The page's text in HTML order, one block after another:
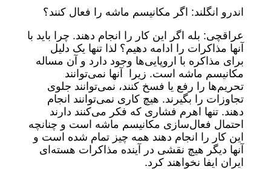
اندرو انگلند: اگر مکانیسم ماشه را فعال کنند؟
عراقچی: بله اگر این کار را انجام دهند. چرا باید با
آنها مذاکرات را ادامه دهیم؟ لذا تنها یک دلیل
برای مذاکره با اروپایی‌ها وجود دارد و آن مساله
مکانیسم ماشه است. زیرا آنها نمی‌توانند
تحریم‌ها را رفع یا فسخ کنند، نمی‌توانند جلوی
تجاوزات را بگیرند. هیچ کاری نمی‌توانند انجام
دهند. تنها اهرم فشاری که فکر می‌کنند دارند
احتمال فعال‌سازی مکانیسم ماشه است و چنانچه
این کار را انجام دهند همه چیز تمام شده است و
آنها دیگر هیچ نقشی در آینده مذاکرات هسته‌ای
ایران ایفا نخواهند کرد.